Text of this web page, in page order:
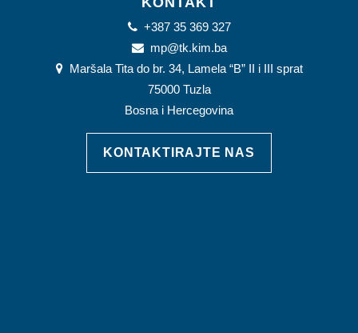
+387 35 369 327
mp@tk.kim.ba
Maršala Tita do br. 34, Lamela “B” II i III sprat
75000 Tuzla
Bosna i Hercegovina
KONTAKTIRAJTE NAS